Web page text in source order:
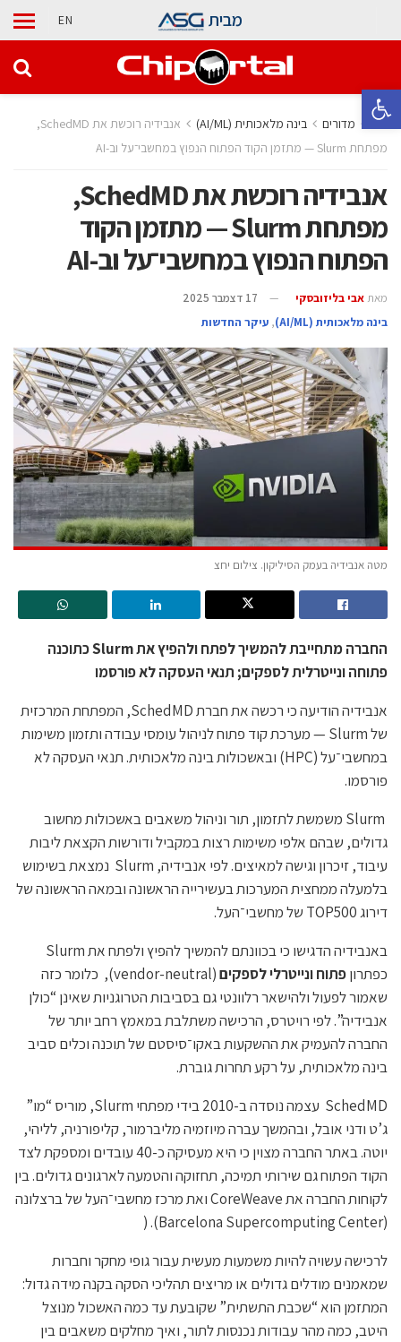
פתח סרגל נגישות
מבית EN
בית מדורים בינה מלאכותית (AI/ML)
אנבידיה רוכשת את SchedMD,
מפתחת Slurm — מתזמן הקוד הפתוח הנפוץ במחשבי־על וב-AI
אנבידיה רוכשת את SchedMD,
מפתחת Slurm — מתזמן הקוד
הפתוח הנפוץ במחשבי־על וב-AI
מאת אבי בליזובסקי
17 דצמבר 2025
בינה מלאכותית (AI/ML)
, עיקר החדשות
מטה אנבידיה בעמק הסיליקון. צילום יחצ
החברה מתחייבת להמשיך לפתח ולהפיץ את Slurm כתוכנה
פתוחה ונייטרלית לספקים; תנאי העסקה לא פורסמו
אנבידיה הודיעה כי רכשה את חברת SchedMD, המפתחת המרכזית
של Slurm — מערכת קוד פתוח לניהול עומסי עבודה ותזמון משימות
במחשבי־על (HPC) ובאשכולות בינה מלאכותית. תנאי העסקה לא
פורסמו.
Slurm משמשת לתזמון, תור וניהול משאבים באשכולות מחשוב
גדולים, שבהם אלפי משימות רצות במקביל ודורשות הקצאת ליבות
עיבוד, זיכרון וגישה למאיצים. לפי אנבידיה, Slurm נמצאת בשימוש
בלמעלה ממחצית המערכות בעשירייה הראשונה ובמאה הראשונה של
דירוג TOP500 של מחשבי־העל.
באנבידיה הדגישו כי בכוונתם להמשיך להפיץ ולפתח את Slurm
כפתרוןפתוח ונייטרלי לספקים
(vendor-neutral), כלומר כזה
שאמור לפעול ולהישאר רלוונטי גם בסביבות הטרוגניות שאינן “כולן
אנבידיה”. לפי רויטרס, הרכישה משתלבת במאמץ רחב יותר של
החברה להעמיק את ההשקעות באקו־סיסטם של תוכנה וכלים סביב
בינה מלאכותית, על רקע תחרות גוברת.
SchedMD עצמה נוסדה ב-2010 בידי מפתחי Slurm, מוריס “מו”
ג’ט ודני אובל, ובהמשך עברה מיוזמיה מליברמור, קליפורניה, לליהי,
יוטה. באתר החברה מצוין כי היא מעסיקה כ-40 עובדים ומספקת לצד
הקוד הפתוח גם שירותי תמיכה, תחזוקה והטמעה לארגונים גדולים. בין
לקוחות החברה את CoreWeave ואת מרכז מחשבי־העל של ברצלונה
(Barcelona Supercomputing Center). (
לרכישה עשויה להיות משמעות מעשית עבור גופי מחקר וחברות
שמאמנים מודלים גדולים או מריצים תהליכי הסקה בקנה מידה גדול:
המתזמן הוא “שכבת התשתית” שקובעת עד כמה האשכול מנוצל
היטב, כמה מהר עבודות נכנסות לתור, ואיך מחלקים משאבים בין